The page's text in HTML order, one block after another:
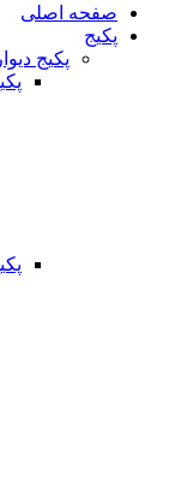
صفحه اصلی
پکیج
پکیج